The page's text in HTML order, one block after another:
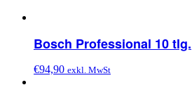
Bosch Professional 10 tlg.
€94,90 exkl. MwSt